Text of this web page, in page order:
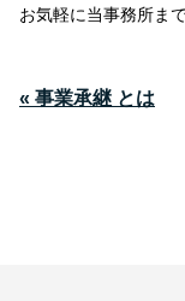
お気軽に当事務所まで
« 事業承継 とは